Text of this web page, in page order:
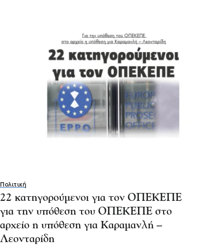
Πολιτική
22 κατηγορούμενοι για τον ΟΠΕΚΕΠΕ
για την υπόθεση του ΟΠΕΚΕΠΕ στο
αρχείο η υπόθεση για Καραμανλή –
Λεονταρίδη